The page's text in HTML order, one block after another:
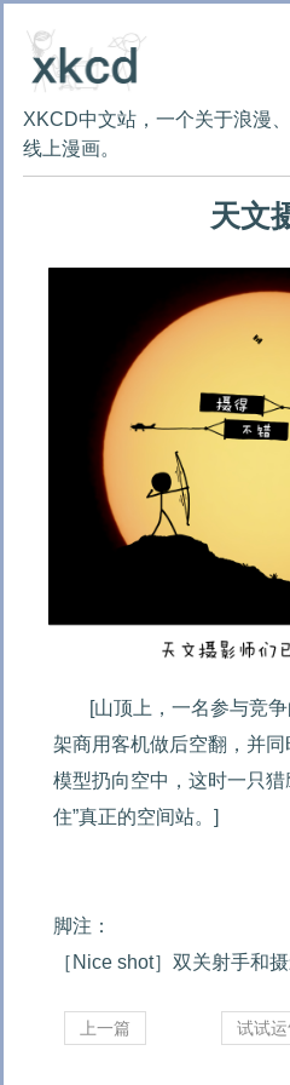
XKCD中文站，一个关于浪漫
线上漫画。
天文
[山顶上，一名参与竞
架商用客机做后空翻，并
模型扔向空中，这时一只猎
住”真正的空间站。]
脚注：
［Nice shot］双关射手和摄
上一篇 试试